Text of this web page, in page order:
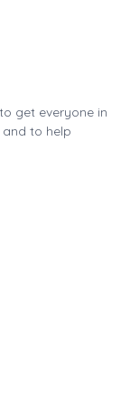
get everyone in
to help